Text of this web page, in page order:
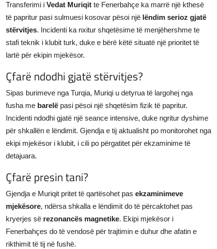
Transferimi i Vedat Muriqit te Fenerbahçe ka marrë një kthesë
të papritur pasi sulmuesi kosovar pësoi një lëndim serioz gjatë
stërvitjes. Incidenti ka nxitur shqetësime të menjëhershme te
stafi teknik i klubit turk, duke e bërë këtë situatë një prioritet të
lartë për ekipin mjekësor.
Çfarë ndodhi gjatë stërvitjes?
Sipas burimeve nga Turqia, Muriqi u detyrua të largohej nga
fusha me barelë pasi pësoi një shqetësim fizik të papritur.
Incidenti ndodhi gjatë një seance intensive, duke ngritur dyshime
për shkallën e lëndimit. Gjendja e tij aktualisht po monitorohet nga
ekipi mjekësor i klubit, i cili po përgatitet për ekzaminime të
detajuara.
Çfarë presin tani?
Gjendja e Muriqit pritet të qartësohet pas ekzaminimeve
mjekësore, ndërsa shkalla e lëndimit do të përcaktohet pas
kryerjes së rezonancës magnetike. Ekipi mjekësor i
Fenerbahçes do të vendosë për trajtimin e duhur dhe afatin e
rikthimit të tij në fushë.